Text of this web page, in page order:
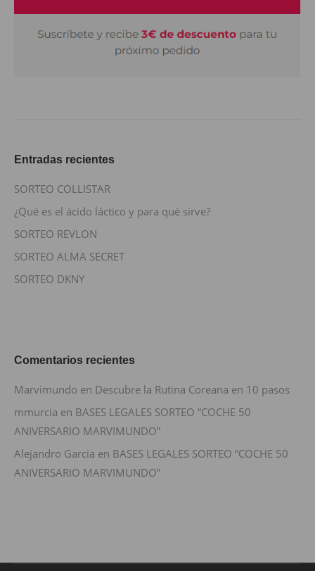
Entradas recientes
SORTEO COLLISTAR
¿Qué es el ácido láctico y para qué sirve?
SORTEO REVLON
SORTEO ALMA SECRET
SORTEO DKNY
Comentarios recientes
Marvimundo en Descubre la Rutina Coreana en 10 pasos
mmurcia en BASES LEGALES SORTEO “COCHE 50
ANIVERSARIO MARVIMUNDO”
Alejandro Garcia en BASES LEGALES SORTEO “COCHE 50
ANIVERSARIO MARVIMUNDO”